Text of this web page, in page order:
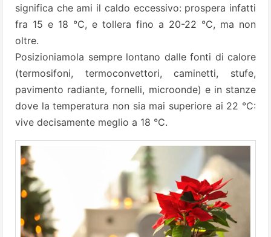
significa che ami il caldo eccessivo: prospera infatti
fra 15 e 18 °C, e tollera fino a 20-22 °C, ma non
oltre.
Posizioniamola sempre lontano dalle fonti di calore
(termosifoni, termoconvettori, caminetti, stufe,
pavimento radiante, fornelli, microonde) e in stanze
dove la temperatura non sia mai superiore ai 22 °C:
vive decisamente meglio a 18 °C.